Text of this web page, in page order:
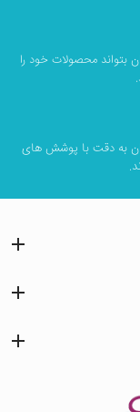
بتواند محصولات خود را
به دقت با پوشش های